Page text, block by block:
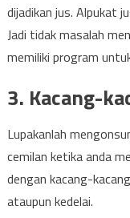
dijadikan jus. Alpukat
Jadi tidak masalah
memiliki program
3. Kacang-
Lupakanlah
cemilan ketika anda
dengan kacang-
ataupun kedelai.